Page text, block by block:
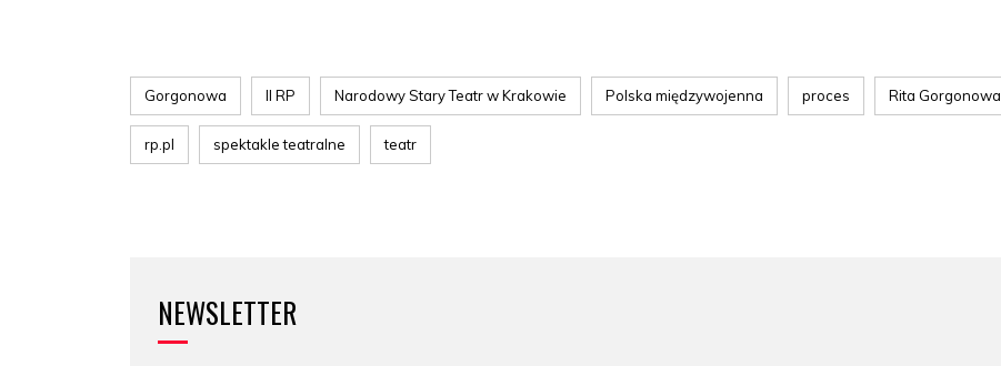
Gorgonowa II RP Narodowy Stary Teatr w Krakowie Polska międzywojenna proces Rita Gorgonowa
rp.pl spektakle teatralne teatr
NEWSLETTER